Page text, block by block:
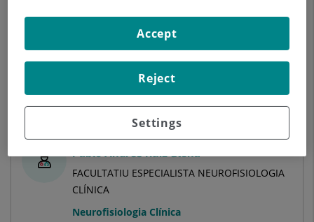
Neurofisiología Clínica
Metges Especialistes
Pablo Andrés Ruiz Elena
FACULTATIU ESPECIALISTA NEUROFISIOLOGIA
CLÍNICA
Neurofisiologia Clínica
Settings
Reject
Accept